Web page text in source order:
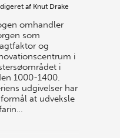
af Knut Drake
omhandler
som
og
i
i
1000-1400.
udgivelser har
at udveksle